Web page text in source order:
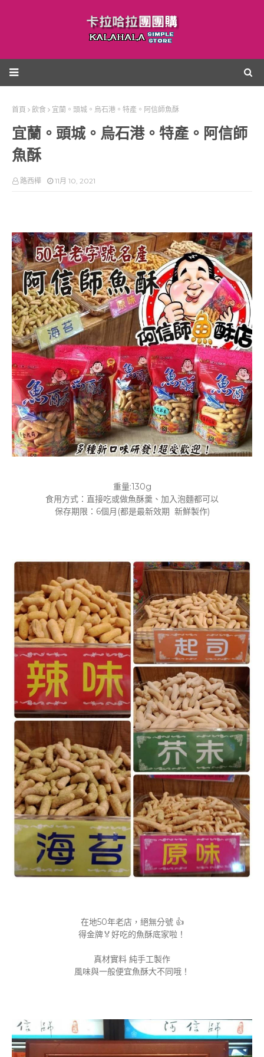
首頁 飲食 宜蘭。頭城。烏石港。特產。阿信師魚酥
宜蘭。頭城。烏石港。特產。阿信師
魚酥
路西樺 11月 10, 2021
重量:130g
食用方式：直接吃或做魚酥羹、加入泡麵都可以
保存期限：6個月(都是最新效期 新鮮製作)
在地50年老店，絕無分號 👍
得金牌🏅️好吃的魚酥底家啦！
真材實料 純手工製作
風味與一般便宜魚酥大不同哦！